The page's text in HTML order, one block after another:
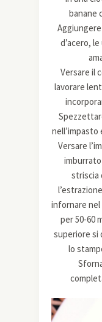
banane
d’acero,
Versare il
lavorare
nell’impasto
Versare
striscia
infornare
per 50-60
superiore si
lo